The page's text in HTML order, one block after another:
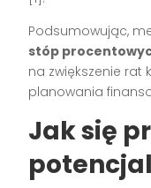
Podsumowując,
stóp
na zwiększenie rat
planowania
Jak się